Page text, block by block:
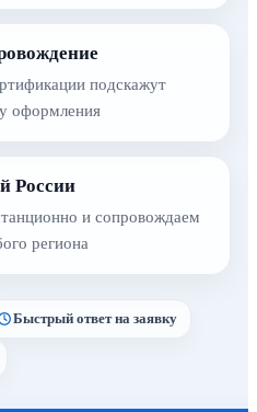
подскажут
оформления
России
и сопровождаем
региона
Быстрый ответ на заявку